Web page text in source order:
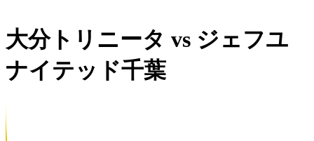
大分トリニータ vs ジェフユ
ナイテッド千葉